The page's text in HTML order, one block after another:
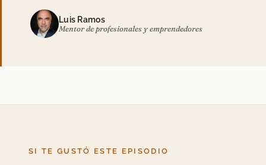
Luis Ramos
Mentor de profesionales y emprendedores
SI TE GUSTÓ ESTE EPISODIO